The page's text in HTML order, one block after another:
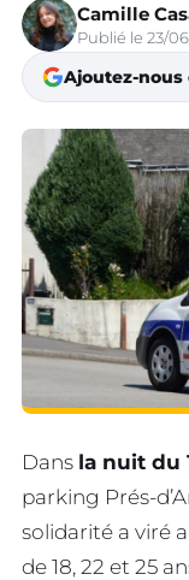
Camille
Publié le 23/
Ajoutez-nous
Dans la nuit du
parking Prés-
solidarité a viré
de 18, 22 et 25